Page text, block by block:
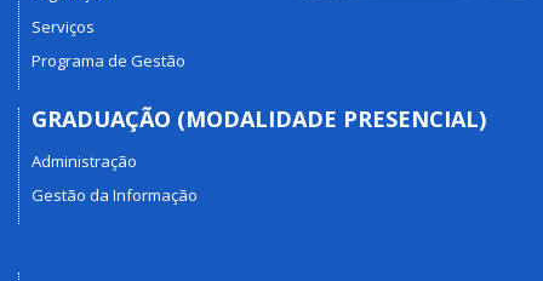
Serviços
Programa de Gestão
GRADUAÇÃO (MODALIDADE PRESENCIAL)
Administração
Gestão da Informação